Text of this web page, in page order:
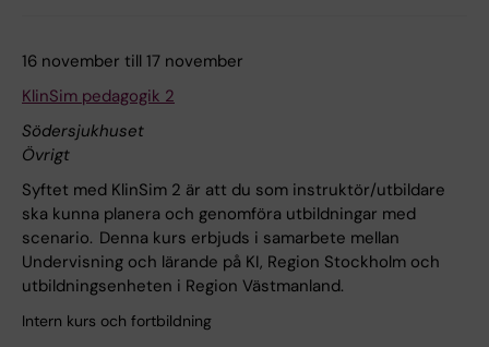
16 november till 17 november
KlinSim pedagogik 2
Södersjukhuset
Övrigt
Syftet med KlinSim 2 är att du som instruktör/utbildare
ska kunna planera och genomföra utbildningar med
scenario. Denna kurs erbjuds i samarbete mellan
Undervisning och lärande på KI, Region Stockholm och
utbildningsenheten i Region Västmanland.
Intern kurs och fortbildning